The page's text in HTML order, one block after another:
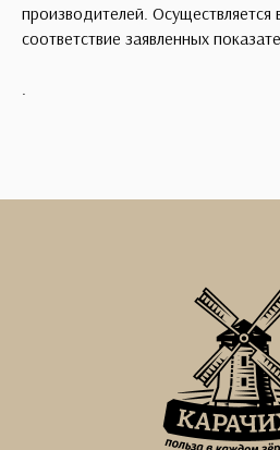
производителей. Осуществляется
соответствие заявленных